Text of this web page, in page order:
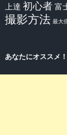
上達 初心者 富
撮影方法 最大
あなたにオススメ！